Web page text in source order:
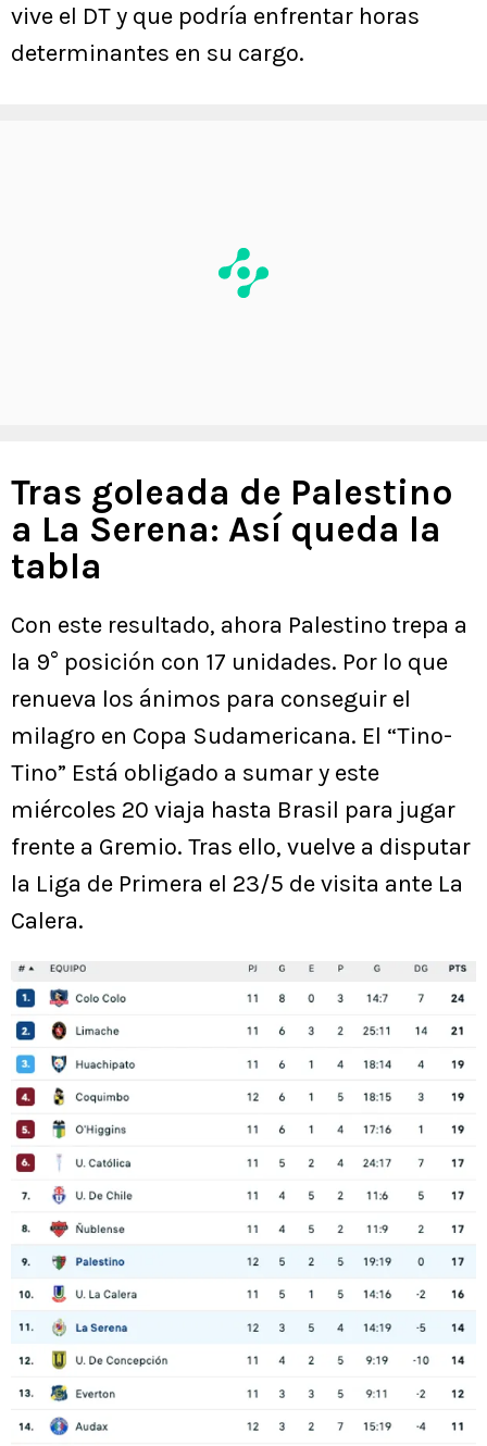
vive el DT y que podría enfrentar horas
determinantes en su cargo.
Tras goleada de Palestino
a La Serena: Así queda la
tabla
Con este resultado, ahora Palestino trepa a
la 9° posición con 17 unidades. Por lo que
renueva los ánimos para conseguir el
milagro en Copa Sudamericana. El “Tino-
Tino” Está obligado a sumar y este
miércoles 20 viaja hasta Brasil para jugar
frente a Gremio. Tras ello, vuelve a disputar
la Liga de Primera el 23/5 de visita ante La
Calera.